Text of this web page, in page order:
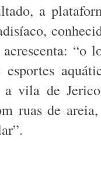
a
“o
esportes
vila de
ruas de areia,